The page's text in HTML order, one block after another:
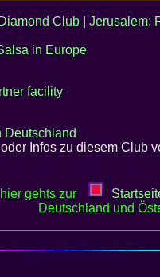
Club Jerusalem:
in Europe
facility
Deutschland
Infos zu diesem Club
gehts zur
Deutschland und